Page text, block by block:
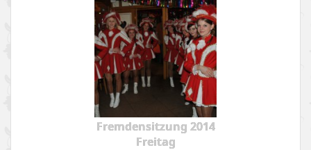
Fremdensitzung 2014
Freitag